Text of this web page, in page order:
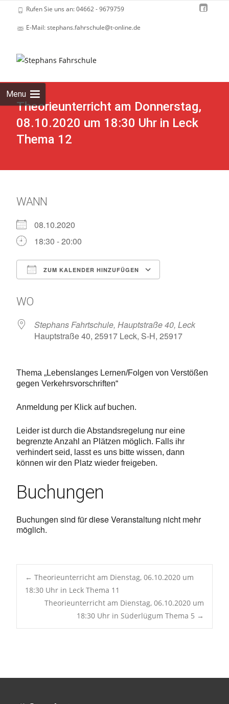
Rufen Sie uns an: 04662 - 9679759
E-Mail: stephans.fahrschule@t-online.de
Menu
Theorieunterricht am Donnerstag,
08.10.2020 um 18:30 Uhr in Leck
Thema 12
WANN
08.10.2020
18:30 - 20:00
ZUM KALENDER HINZUFÜGEN
WO
Stephans Fahrtschule, Hauptstraße 40, Leck
Hauptstraße 40, 25917 Leck, S-H, 25917
Thema „Lebenslanges Lernen/Folgen von Verstößen
gegen Verkehrsvorschriften“
Anmeldung per Klick auf buchen.
Leider ist durch die Abstandsregelung nur eine
begrenzte Anzahl an Plätzen möglich. Falls ihr
verhindert seid, lasst es uns bitte wissen, dann
können wir den Platz wieder freigeben.
Buchungen
Buchungen sind für diese Veranstaltung nicht mehr
möglich.
Post
navigation
← Theorieunterricht am Dienstag, 06.10.2020 um
18:30 Uhr in Leck Thema 11
Theorieunterricht am Dienstag, 06.10.2020 um
18:30 Uhr in Süderlügum Thema 5 →